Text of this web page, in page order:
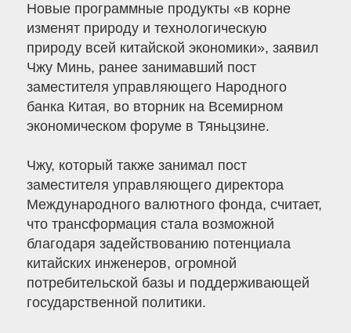
Новые программные продукты «в корне
изменят природу и технологическую
природу всей китайской экономики», заявил
Чжу Минь, ранее занимавший пост
заместителя управляющего Народного
банка Китая, во вторник на Всемирном
экономическом форуме в Тяньцзине.
Чжу, который также занимал пост
заместителя управляющего директора
Международного валютного фонда, считает,
что трансформация стала возможной
благодаря задействованию потенциала
китайских инженеров, огромной
потребительской базы и поддерживающей
государственной политики.